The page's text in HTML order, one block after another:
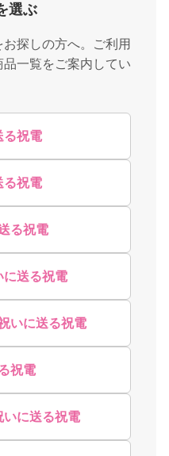
選ぶ
探しの方へ。ご利用
一覧をご案内してい
る祝電
る祝電
る祝電
に送る祝電
いに送る祝電
祝電
いに送る祝電